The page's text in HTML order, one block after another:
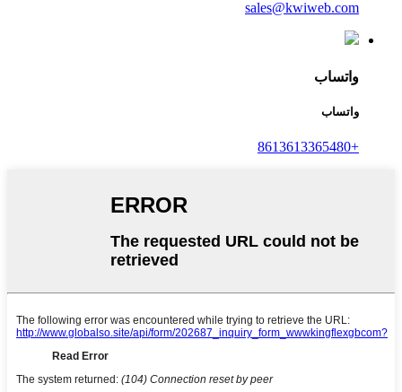
sales@kwiweb.com
واتساب
واتساب
+8613613365480